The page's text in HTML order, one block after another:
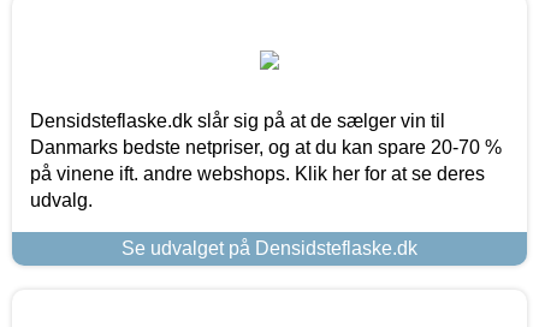
Densidsteflaske.dk slår sig på at de sælger vin til
Danmarks bedste netpriser, og at du kan spare 20-70 %
på vinene ift. andre webshops. Klik her for at se deres
udvalg.
Se udvalget på Densidsteflaske.dk